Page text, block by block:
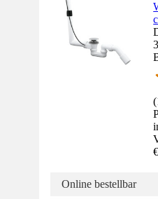
(
€
Online bestellbar